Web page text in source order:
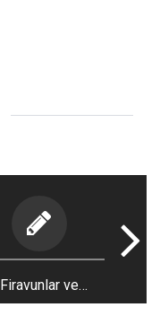
Firavunlar ve
Köleleri…